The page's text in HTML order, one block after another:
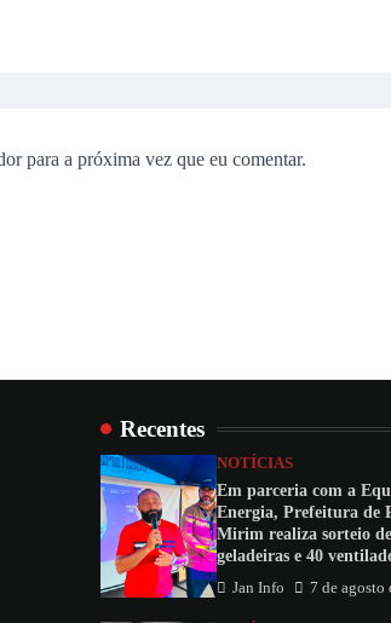
para a próxima vez que eu comentar.
Recentes
NOTÍCIAS
Em parceria com a
Energia, Prefeitura de
Mirim realiza sorteio
geladeiras e 40
Jan Info 7 de agosto